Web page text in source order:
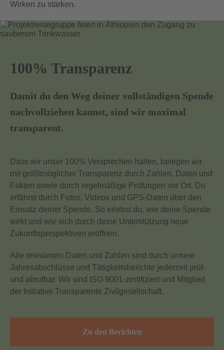
Wirken zu stärken.
100% Transparenz
Damit du den Weg deiner vollständigen Spende
nachvollziehen kannst, sind wir maximal
transparent.
Dass wir unser 100% Versprechen halten, belegen wir
mit größtmöglicher Transparenz durch Zahlen, Daten und
Fakten sowie durch regelmäßige Prüfungen vor Ort. Du
erfährst durch Fotos, Videos und GPS-Daten über den
Einsatz deiner Spende. So erlebst du, wie deine Spende
wirkt und wie sich durch deine Unterstützung neue
Zukunftsperspektiven eröffnen.
Alle relevanten Daten und Zahlen sind durch unsere
Jahresabschlüsse und Tätigkeitsberichte jederzeit prüf-
und abrufbar. Wir sind ISO 9001-zertifiziert und Mitglied
der Initiative Transparente Zivilgesellschaft.
Zu den Berichten